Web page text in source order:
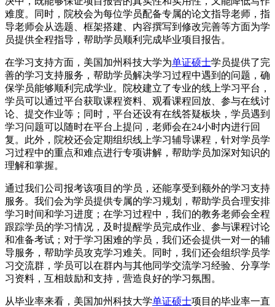
难度。同时，院校会为每位学员配备专属的论文指导老师，指
导老师会从选题、框架搭建、内容撰写到修改完善等方面为学
员提供全程指导，帮助学员顺利完成毕业项目报告。
在学习支持方面，美国加州科技大学为单证硕士学员提供了完
善的学习支持服务，帮助学员解决学习过程中遇到的问题，确
保学员能够顺利完成学业。院校建立了专业的线上学习平台，
学员可以通过平台获取课程资料、观看课程回放、参与在线讨
论、提交作业等；同时，平台还设有在线答疑板块，学员遇到
学习问题可以随时在平台上提问，老师会在24小时内进行回
复。此外，院校还会定期组织线上学习辅导课程，针对学员学
习过程中的重点和难点进行专项讲解，帮助学员加深对知识的
理解和掌握。
通过我们公司报考该项目的学员，还能享受到额外的学习支持
服务。我们会为学员提供专属的学习规划，帮助学员合理安排
学习时间和学习进度；在学习过程中，我们的教务老师会全程
跟踪学员的学习情况，及时提醒学员完成作业、参与课程讨论
和准备考试；对于学习困难的学员，我们还会提供一对一的辅
导服务，帮助学员攻克学习难关。同时，我们还会组织学员学
习交流群，学员可以在群内与其他同学交流学习经验、分享学
习资料，互相鼓励和支持，营造良好的学习氛围。
从毕业率来看，美国加州科技大学单证硕士项目的毕业率一直